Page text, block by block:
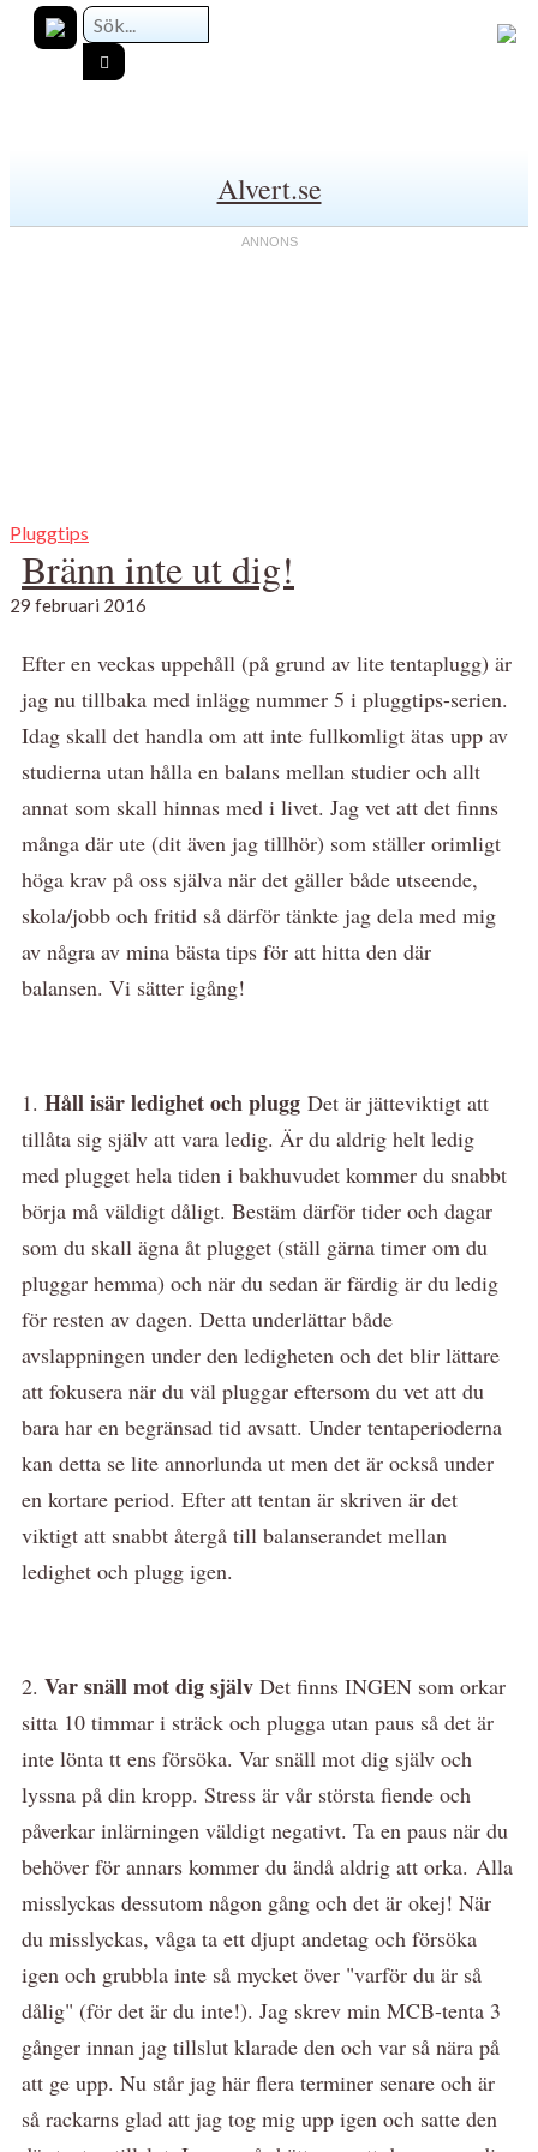
Alvert.se
Pluggtips
Bränn inte ut dig!
29 februari 2016
Efter en veckas uppehåll (på grund av lite tentaplugg) är
jag nu tillbaka med inlägg nummer 5 i pluggtips-serien.
Idag skall det handla om att inte fullkomligt ätas upp av
studierna utan hålla en balans mellan studier och allt
annat som skall hinnas med i livet. Jag vet att det finns
många där ute (dit även jag tillhör) som ställer orimligt
höga krav på oss själva när det gäller både utseende,
skola/jobb och fritid så därför tänkte jag dela med mig
av några av mina bästa tips för att hitta den där
balansen. Vi sätter igång!
1. Håll isär ledighet och plugg Det är jätteviktigt att
tillåta sig själv att vara ledig. Är du aldrig helt ledig
med plugget hela tiden i bakhuvudet kommer du snabbt
börja må väldigt dåligt. Bestäm därför tider och dagar
som du skall ägna åt plugget (ställ gärna timer om du
pluggar hemma) och när du sedan är färdig är du ledig
för resten av dagen. Detta underlättar både
avslappningen under den ledigheten och det blir lättare
att fokusera när du väl pluggar eftersom du vet att du
bara har en begränsad tid avsatt. Under tentaperioderna
kan detta se lite annorlunda ut men det är också under
en kortare period. Efter att tentan är skriven är det
viktigt att snabbt återgå till balanserandet mellan
ledighet och plugg igen.
2. Var snäll mot dig själv Det finns INGEN som orkar
sitta 10 timmar i sträck och plugga utan paus så det är
inte lönta tt ens försöka. Var snäll mot dig själv och
lyssna på din kropp. Stress är vår största fiende och
påverkar inlärningen väldigt negativt. Ta en paus när du
behöver för annars kommer du ändå aldrig att orka. Alla
misslyckas dessutom någon gång och det är okej! När
du misslyckas, våga ta ett djupt andetag och försöka
igen och grubbla inte så mycket över "varför du är så
dålig" (för det är du inte!). Jag skrev min MCB-tenta 3
gånger innan jag tillslut klarade den och var så nära på
att ge upp. Nu står jag här flera terminer senare och är
så rackarns glad att jag tog mig upp igen och satte den